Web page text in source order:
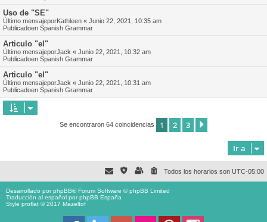
Uso de "SE"
Último mensajeporKathleen « Junio 22, 2021, 10:35 am
Publicadoen Spanish Grammar
Articulo "el"
Último mensajeporJack « Junio 22, 2021, 10:32 am
Publicadoen Spanish Grammar
Articulo "el"
Último mensajeporJack « Junio 22, 2021, 10:31 am
Publicadoen Spanish Grammar
Se encontraron 64 coincidencias 1 2 3
Ir a
Todos los horarios son UTC-05:00
Desarrollado porphpBB® Forum Software © phpBB Limited
Traducción al español porphpBB España
Style proflat © 2017 Mazeltof